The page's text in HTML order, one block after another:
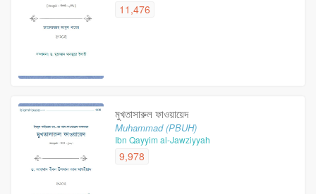
11,476
মুখতাসারুল ফাওয়ায়েদ
Muhammad (PBUH)
Ibn Qayyim al-Jawziyyah
9,978